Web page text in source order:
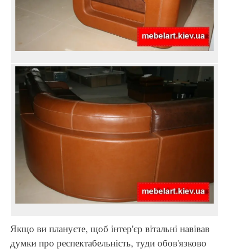
Якщо ви плануєте, щоб інтер'єр вітальні навівав
думки про респектабельність, туди обов'язково